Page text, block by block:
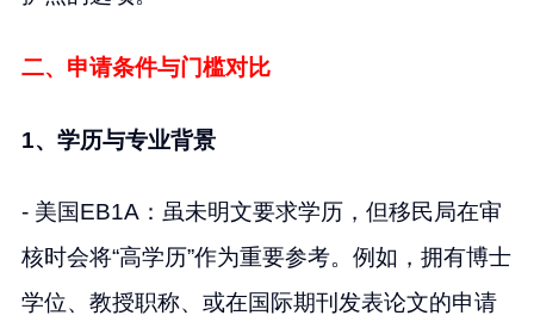
二、申请条件与门槛对比
1、学历与专业背景
- 美国EB1A：虽未明文要求学历，但移民局在审
核时会将“高学历”作为重要参考。例如，拥有博士
学位、教授职称、或在国际期刊发表论文的申请